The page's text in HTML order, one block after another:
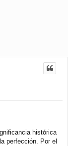
histórica
perfección. Por el